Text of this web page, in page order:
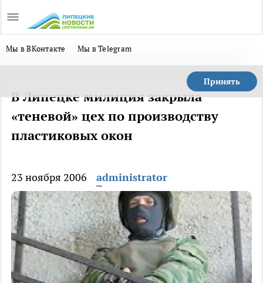
Мы в ВКонтакте Мы в Telegram
Принять
В Липецке милиция закрыла
«теневой» цех по производству
пластиковых окон
23 ноября 2006 administrator